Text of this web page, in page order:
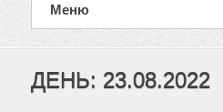
Меню
ДЕНЬ: 23.08.2022